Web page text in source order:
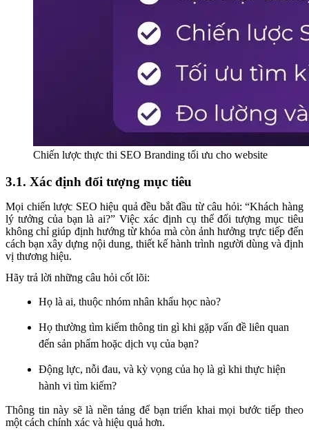
Chiến lược thực thi SEO Branding tối ưu cho website
3.1. Xác định đối tượng mục tiêu
Mọi chiến lược SEO hiệu quả đều bắt đầu từ câu hỏi: “Khách hàng
lý tưởng của bạn là ai?” Việc xác định cụ thể đối tượng mục tiêu
không chỉ giúp định hướng từ khóa mà còn ảnh hưởng trực tiếp đến
cách bạn xây dựng nội dung, thiết kế hành trình người dùng và định
vị thương hiệu.
Hãy trả lời những câu hỏi cốt lõi:
Họ là ai, thuộc nhóm nhân khẩu học nào?
Họ thường tìm kiếm thông tin gì khi gặp vấn đề liên quan
đến sản phẩm hoặc dịch vụ của bạn?
Động lực, nỗi đau, và kỳ vọng của họ là gì khi thực hiện
hành vi tìm kiếm?
Thông tin này sẽ là nền tảng để bạn triển khai mọi bước tiếp theo
một cách chính xác và hiệu quả hơn.